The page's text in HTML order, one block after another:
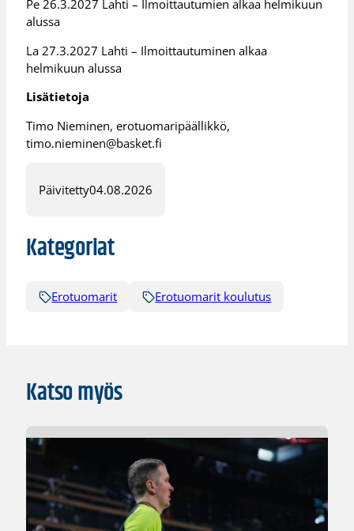
Pe 26.3.2027 Lahti – Ilmoittautumien alkaa helmikuun
alussa
La 27.3.2027 Lahti – Ilmoittautuminen alkaa
helmikuun alussa
Lisätietoja
Timo Nieminen, erotuomaripäällikkö,
timo.nieminen@basket.fi
Päivitetty04.08.2026
Kategoriat
Erotuomarit Erotuomarit koulutus
Katso myös